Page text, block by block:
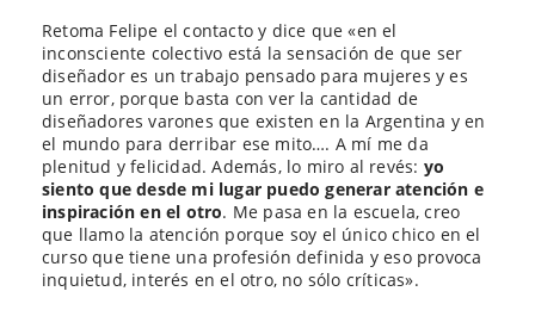
Retoma Felipe el contacto y dice que «en el
inconsciente colectivo está la sensación de que ser
diseñador es un trabajo pensado para mujeres y es
un error, porque basta con ver la cantidad de
diseñadores varones que existen en la Argentina y en
el mundo para derribar ese mito…. A mí me da
plenitud y felicidad. Además, lo miro al revés: yo
siento que desde mi lugar puedo generar atención e
inspiración en el otro. Me pasa en la escuela, creo
que llamo la atención porque soy el único chico en el
curso que tiene una profesión definida y eso provoca
inquietud, interés en el otro, no sólo críticas».